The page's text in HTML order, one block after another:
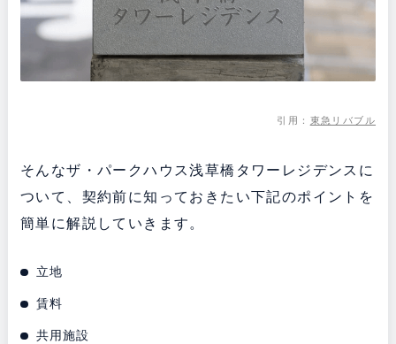
引用： 東急リバブル
そんなザ・パークハウス浅草橋タワーレジデンスに
ついて、契約前に知っておきたい下記のポイントを
簡単に解説していきます。
立地
賃料
共用施設